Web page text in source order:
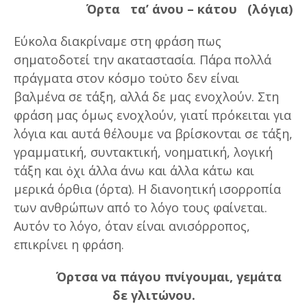
Όρτα τα’ άνου – κάτου (λόγια)
Εύκολα διακρίναμε στη φράση πως
σηματοδοτεί την ακαταστασία. Πάρα πολλά
πράγματα στον κόσμο τοὐτο δεν είναι
βαλμένα σε τάξη, αλλά δε μας ενοχλούν. Στη
φράση μας όμως ενοχλούν, γιατί πρόκειται για
λόγια και αυτά θέλουμε να βρίσκονται σε τάξη,
γραμματική, συντακτική, νοηματική, λογική
τάξη και ὀχι άλλα άνω και άλλα κάτω και
μερικά όρθια (όρτα). Η διανοητική ισορροπία
των ανθρώπων από το λόγο τους φαίνεται.
Αυτόν το λόγο, όταν είναι ανισόρροπος,
επικρίνει η φράση.
Όρτσα να πάγου πνίγουμαι, γεμάτα
δε γλιτώνου.